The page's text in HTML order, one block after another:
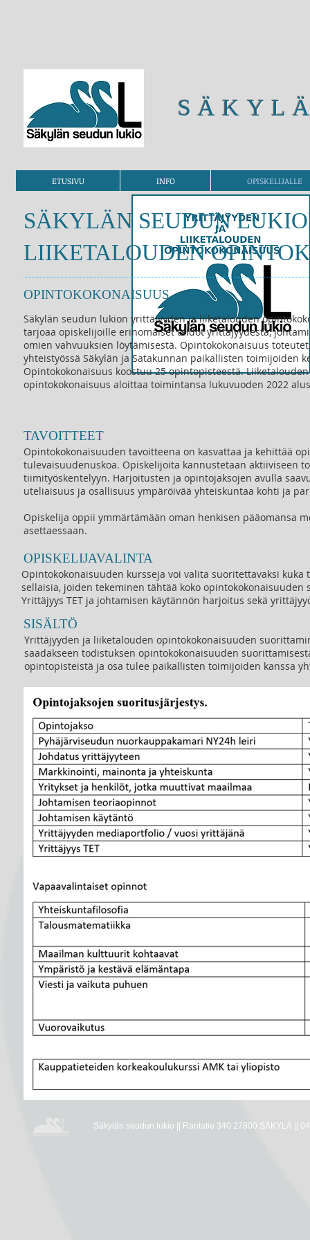
ETUSIVU INFO OPISKELIJALLE
SÄKYLÄN SEUDUN
LIIKETALOUDEN
OPINTOKOKONAISUUS
Säkylän seudun lukion yrittäjyyden ja liiketalouden
tarjoaa opiskelijoille erinomaiset taidot yrittäjyydestä,
omien vahvuuksien löytämisestä. Opintokokonaisuus
yhteistyössä Säkylän ja Satakunnan paikallisten toimijoiden
Opintokokonaisuus koostuu 25 opintopisteestä. Liiketalouden
opintokokonaisuus aloittaa toimintansa lukuvuoden 2022
TAVOITTEET
Opintokokonaisuuden tavoitteena on kasvattaa ja kehittää
tulevaisuudenuskoa. Opiskelijoita kannustetaan aktiiviseen
tiimityöskentelyyn. Harjoitusten ja opintojaksojen avulla
uteliaisuus ja osallisuus ympäröivää yhteiskuntaa kohti ja
Opiskelija oppii ymmärtämään oman henkisen pääomansa
asettaessaan.
OPISKELIJAVALINTA
Opintokokonaisuuden kursseja voi valita suoritettavaksi
sellaisia, joiden tekeminen tähtää koko
Yrittäjyys TET ja johtamisen käytännön harjoitus sekä
SISÄLTÖ
Yrittäjyyden ja liiketalouden opintokokonaisuuden
saadakseen todistuksen opintokokonaisuuden
opintopisteistä ja osa tulee paikallisten toimijoiden kanssa
Säkylän seudun lukio || Rantatie 340 27800 SÄKYLÄ ||